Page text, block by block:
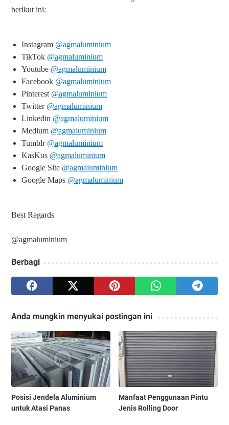
berikut ini:
Instagram @agmaluminium
TikTok @agmaluminium
Youtube @agmaluminium
Facebook @agmaluminium
Pinterest @agmaluminium
Twitter @agmaluminium
Linkedin @agmaluminium
Medium @agmaluminium
Tumblr @agmaluminium
KasKus @agmaluminium
Google Site @agmaluminium
Google Maps @agmaluminium
Best Regards
@agmaluminium
Berbagi
Anda mungkin menyukai postingan ini
Posisi Jendela Aluminium
untuk Atasi Panas
Manfaat Penggunaan Pintu
Jenis Rolling Door